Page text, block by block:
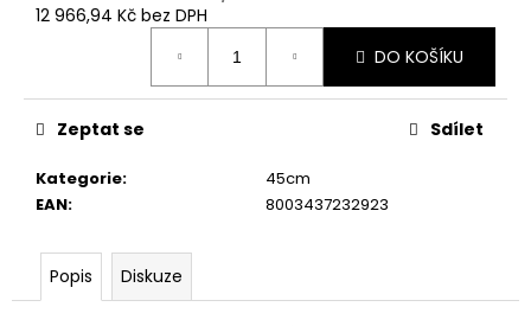
12 966,94 Kč bez DPH
DO KOŠÍKU
Kategorie:
45cm
EAN: 8003437232923
Zeptat se Sdílet
Popis Diskuze
200
990